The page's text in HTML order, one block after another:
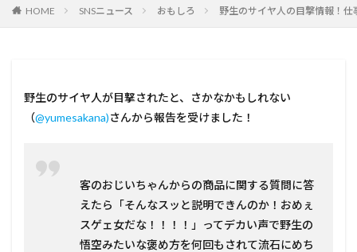
HOME SNSニュース おもしろ 野生のサイヤ人の目撃情報！
野生のサイヤ人が目撃されたと、さかなかもしれない
（@yumesakana)さんから報告を受けました！
客のおじいちゃんからの商品に関する質問に答
えたら「そんなスッと説明できんのか！おめぇ
スゲェ女だな！！！！」ってデカい声で野生の
悟空みたいな褒め方を何回もされて流石にめち